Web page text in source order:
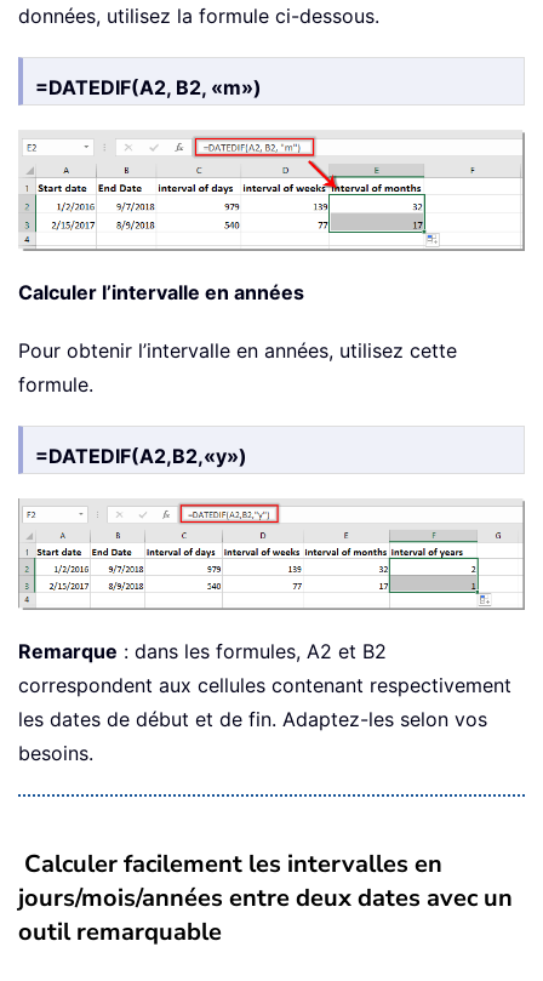
données, utilisez la formule ci-dessous.
=DATEDIF(A2, B2, «m»)
Calculer l’intervalle en années
Pour obtenir l’intervalle en années, utilisez cette
formule.
=DATEDIF(A2,B2,«y»)
Remarque : dans les formules, A2 et B2
correspondent aux cellules contenant respectivement
les dates de début et de fin. Adaptez-les selon vos
besoins.
Calculer facilement les intervalles en
jours/mois/années entre deux dates avec un
outil remarquable